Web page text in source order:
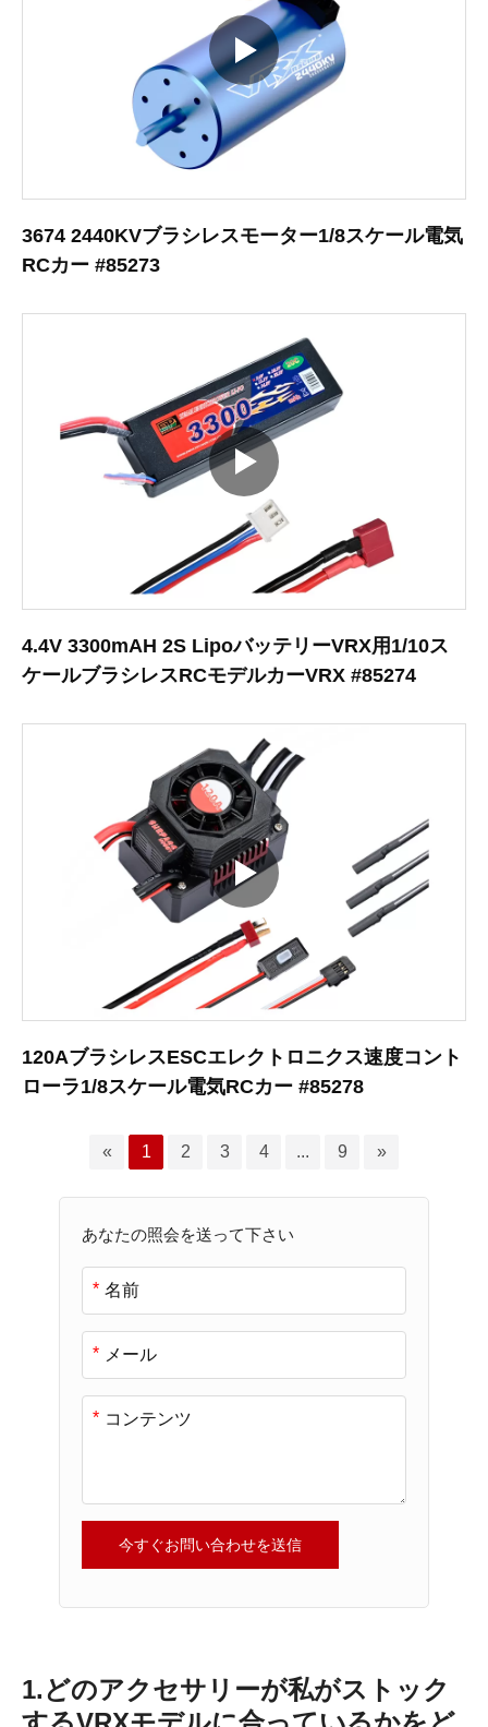
あなたの照会を送って下さい
*
*
*
今すぐお問い合わせを送信
3674 2440KVブラシレスモーター1/8スケール電気
RCカー #85273
4.4V 3300mAH 2S LipoバッテリーVRX用1/10ス
ケールブラシレスRCモデルカーVRX #85274
120AブラシレスESCエレクトロニクス速度コント
ローラ1/8スケール電気RCカー #85278
« 1 2 3 4 ... 9 »
1.どのアクセサリーが私がストック